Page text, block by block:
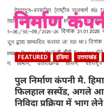
FEATURED इंडिया उत्तराखंड
पुल निर्माण कंपनी मै.
फिलहाल सस्पेंड, अगले
निविदा प्रक्रिया में भाग